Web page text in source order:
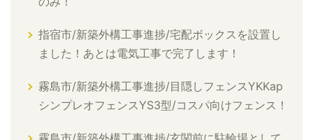
指宿市/新築外構工事進捗/宅配ボックスを設置し
ました！あとは電気工事で完了します！
霧島市/新築外構工事進捗/目隠しフェンスYKKap
シンプレオフェンスYS3型/コスパ向けフェンス！